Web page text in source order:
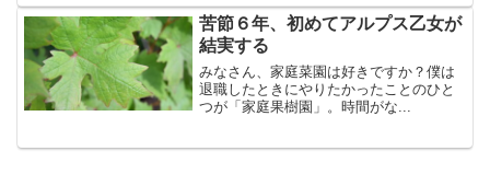
苦節６年、初めてアルプス乙女が
結実する
みなさん、家庭菜園は好きですか？僕は
退職したときにやりたかったことのひと
つが「家庭果樹園」。時間がな...